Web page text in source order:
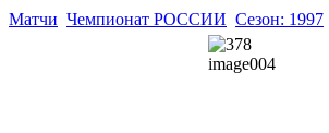
Матчи Чемпионат РОССИИ Сезон: 1997